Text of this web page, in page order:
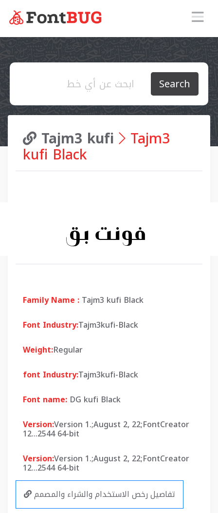
Search
Tajm3 kufi Tajm3
kufi Black
Family Name :Tajm3 kufi Black
Font Industry:Tajm3kufi-Black
Weight:Regular
font Industry:Tajm3kufi-Black
Font name: DG kufi Black
Version:Version 1.;August 2, 22;FontCreator
12...2544 64-bit
Version:Version 1.;August 2, 22;FontCreator
12...2544 64-bit
تفاصيل رخص الاستخدام والشراء والمصمم